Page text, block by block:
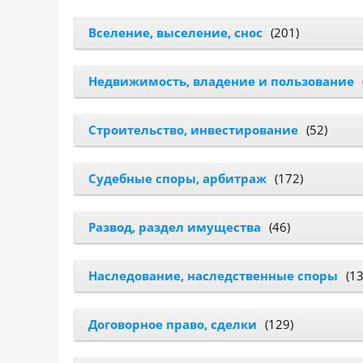
Контакты
г. Москва, ст. м. «Марксистская», ул.
Марксистская, д. 3, стр. 1
kmsud@yandex.ru
+7 (495) 642-27-02
+7 (936) 281-45-11
+7 (901) 511-80-52
Вселение, выселение, снос (201)
Недвижимость, владение и пользование
Строительство, инвестирование (52)
Судебные споры, арбитраж (172)
Развод, раздел имущества (46)
Наследование, наследственные споры
Договорное право, сделки (129)